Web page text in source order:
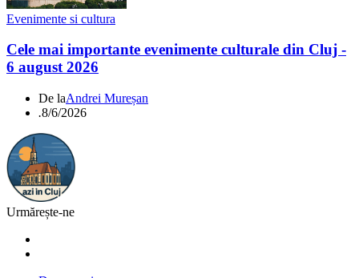
Evenimente si cultura
Cele mai importante evenimente culturale din Cluj -
6 august 2026
De laAndrei Mureșan
.8/6/2026
Urmărește-ne